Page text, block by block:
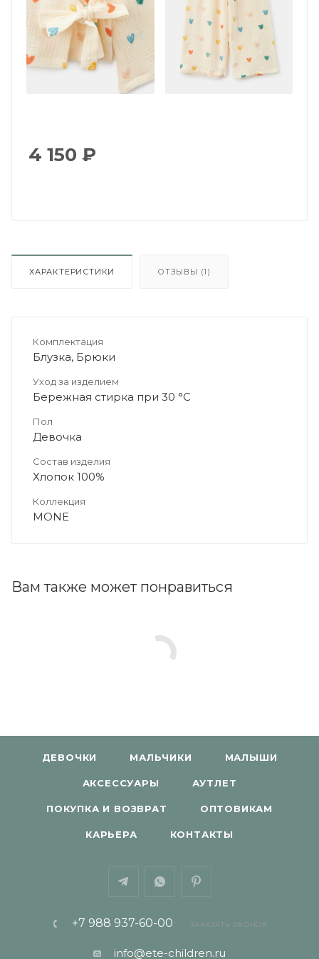
4 150 ₽
ХАРАКТЕРИСТИКИ ОТЗЫВЫ (1)
Комплектация
Блузка, Брюки
Уход за изделием
Бережная стирка при 30 °C
Пол
Девочка
Состав изделия
Хлопок 100%
Коллекция
MONE
Вам также может понравиться
ДЕВОЧКИ МАЛЬЧИКИ МАЛЫШИ
АКСЕССУАРЫ АУТЛЕТ
ПОКУПКА И ВОЗВРАТ ОПТОВИКАМ
КАРЬЕРА КОНТАКТЫ
+7 988 937-60-00 ЗАКАЗАТЬ ЗВОНОК
info@ete-children.ru